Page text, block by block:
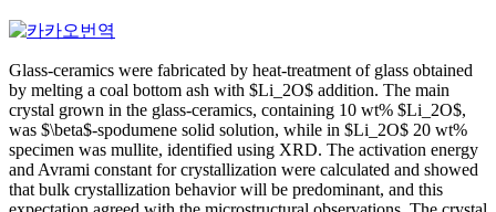
Glass-ceramics were fabricated by heat-treatment of glass obtained
by melting a coal bottom ash with $Li_2O$ addition. The main
crystal grown in the glass-ceramics, containing 10 wt% $Li_2O$,
was $\beta$-spodumene solid solution, while in $Li_2O$ 20 wt%
specimen was mullite, identified using XRD. The activation energy
and Avrami constant for crystallization were calculated and showed
that bulk crystallization behavior will be predominant, and this